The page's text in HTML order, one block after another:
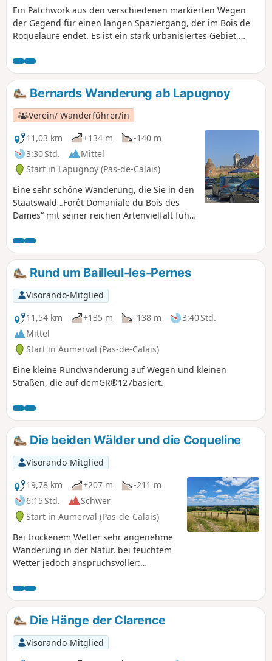
Ein Patchwork aus den verschiedenen markierten Wegen
der Gegend für einen langen Spaziergang, der im Bois de
Roquelaure endet. Es ist ein stark urbanisiertes Gebiet,
Bernards Wanderung ab Lapugnoy
Verein/ Wanderführer/in
11,03 km
+134 m
-140 m
3:30 Std.
Mittel
Start in Lapugnoy (Pas-de-Calais)
Eine sehr schöne Wanderung, die Sie in den
Staatswald „Forêt Domaniale du Bois des
Dames“ mit seiner reichen Artenvielfalt führt
mit Rückweg über Labeuvrière über die
Halde. Ein wenig Bergbaugeschichte: Im
Jahr 1920 kamen zahlreiche Polen nach
Lapugnoy, wo sie gezwungen waren, die
Baracken für ihre Unterbringung selbst zu
errichten.
Rund um Bailleul-les-Pernes
Visorando-Mitglied
11,54 km
+135 m -138 m
3:40 Std.
Mittel
Start in Aumerval (Pas-de-Calais)
Eine kleine Rundwanderung auf Wegen und kleinen
Straßen, die auf demGR®127basiert.
Die beiden Wälder und die Coqueline
Visorando-Mitglied
19,78 km
+207 m
-211 m
6:15 Std.
Schwer
Start in Aumerval (Pas-de-Calais)
Bei trockenem Wetter sehr angenehme
Wanderung in der Natur, bei feuchtem
Wetter jedoch anspruchsvoller:
für unsere Schuhe, tiefe Spurrillen,
schlammige Abschnitte). Achtung:
Oktober 2024. Während die Passage an
den Spurrillen relativ einfach ist,
befindet sich der letzte Teil des Weges
aus dem Wald heraus (vor Punkt 9) in
Die Hänge der Clarence
Visorando-Mitglied